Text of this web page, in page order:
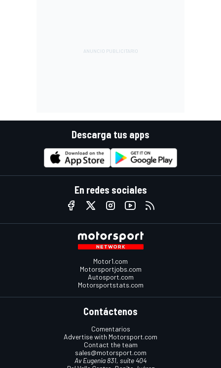
Descarga tus apps
En redes sociales
Motor1.com
Motorsportjobs.com
Autosport.com
Motorsportstats.com
Contáctenos
Comentarios
Advertise with Motorsport.com
Contact the team
sales@motorsport.com
Av Eugenia 831, suite 404